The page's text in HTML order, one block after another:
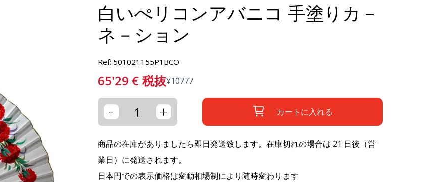
白いぺリコンアバニコ 手塗りカ－
ネ－ション
Ref: 501021155P1BCO
65'29 €税抜¥10777
- + カートに入れる
商品の在庫がありましたら即日発送致します。在庫切れの場合は 21 日後（営
業日）に発送されます。
日本円での表示価格は変動相場制により随時変わります